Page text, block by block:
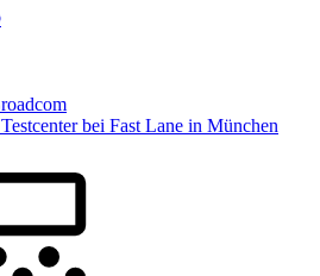
bei Fast Lane in München